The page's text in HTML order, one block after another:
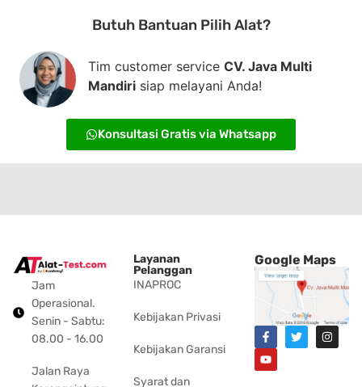
Butuh Bantuan Pilih Alat?
Tim customer service CV. Java Multi
Mandiri siap melayani Anda!
Konsultasi Gratis via Whatsapp
Jam
Operasional.
Senin - Sabtu:
08.00 - 16.00
Jalan Raya
Layanan
Pelanggan
INAPROC
Kebijakan Privasi
Kebijakan Garansi
Syarat dan
Google Maps